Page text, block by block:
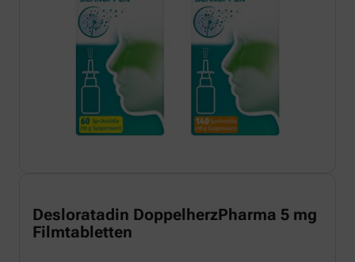
Desloratadin DoppelherzPharma 5 mg
Filmtabletten